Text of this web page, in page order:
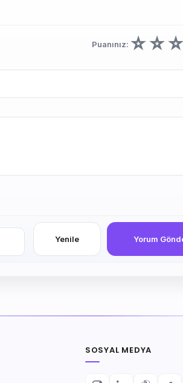
Puanınız: ☆☆☆
Yenile Yorum
SOSYAL MEDYA